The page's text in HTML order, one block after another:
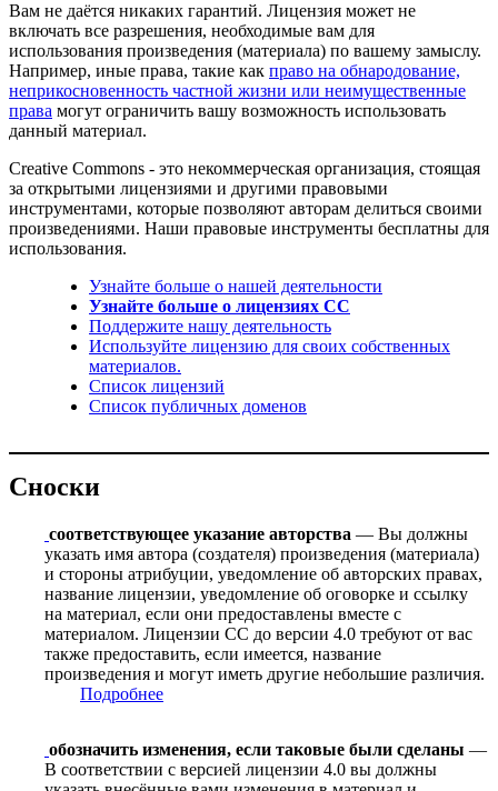
Вам не даётся никаких гарантий. Лицензия может не
включать все разрешения, необходимые вам для
использования произведения (материала) по вашему замыслу.
Например, иные права, такие как право на обнародование,
неприкосновенность частной жизни или неимущественные
права могут ограничить вашу возможность использовать
данный материал.
Creative Commons - это некоммерческая организация, стоящая
за открытыми лицензиями и другими правовыми
инструментами, которые позволяют авторам делиться своими
произведениями. Наши правовые инструменты бесплатны для
использования.
Узнайте больше о нашей деятельности
Узнайте больше о лицензиях CC
Поддержите нашу деятельность
Используйте лицензию для своих собственных
материалов.
Список лицензий
Список публичных доменов
Сноски
соответствующее указание авторства — Вы должны
указать имя автора (создателя) произведения (материала)
и стороны атрибуции, уведомление об авторских правах,
название лицензии, уведомление об оговорке и ссылку
на материал, если они предоставлены вместе с
материалом. Лицензии CC до версии 4.0 требуют от вас
также предоставить, если имеется, название
произведения и могут иметь другие небольшие различия.
Подробнее
обозначить изменения, если таковые были сделаны —
В соответствии с версией лицензии 4.0 вы должны